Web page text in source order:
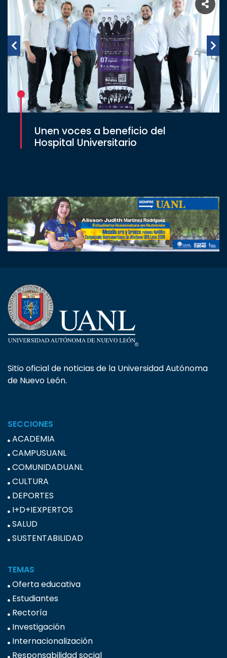
Unen voces a beneficio del
Hospital Universitario
Sitio oficial de noticias de la Universidad Autónoma
de Nuevo León.
SECCIONES
ACADEMIA
CAMPUSUANL
COMUNIDADUANL
CULTURA
DEPORTES
I+D+IEXPERTOS
SALUD
SUSTENTABILIDAD
TEMAS
Oferta educativa
Estudiantes
Rectoría
Investigación
Internacionalización
Responsabilidad social